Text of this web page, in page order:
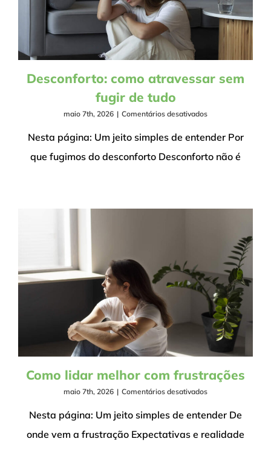
Desconforto: como atravessar sem
fugir de tudo
maio 7th, 2026 | Comentários desativadosem
como
sem
Nesta página: Um jeito simples de entender Por
que fugimos do desconforto Desconforto não é
Como lidar melhor com frustrações
maio 7th, 2026 | Comentários desativadosem
lidar
com
Nesta página: Um jeito simples de entender De
onde vem a frustração Expectativas e realidade